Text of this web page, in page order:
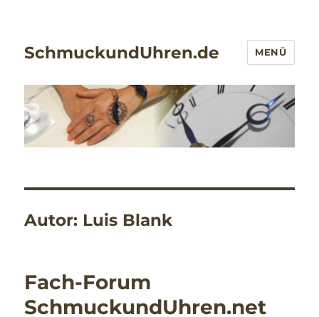
SchmuckundUhren.de MENÜ
Autor: Luis Blank
Fach-Forum
SchmuckundUhren.net